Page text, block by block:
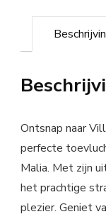
Ontsnap naar
perfecte
Malia. Met zijn
het prachtige
plezier. Geniet